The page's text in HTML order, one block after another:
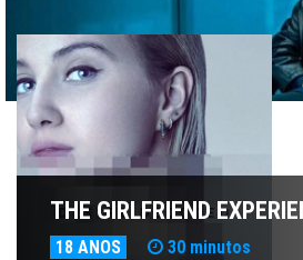
THE GIRLFRIEND
18 ANOS 30 minutos